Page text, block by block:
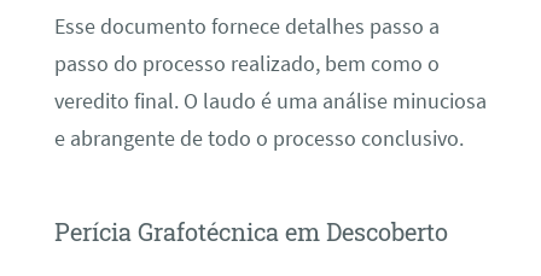
Esse documento fornece detalhes passo a
passo do processo realizado, bem como o
veredito final. O laudo é uma análise minuciosa
e abrangente de todo o processo conclusivo.
Perícia Grafotécnica em Descoberto